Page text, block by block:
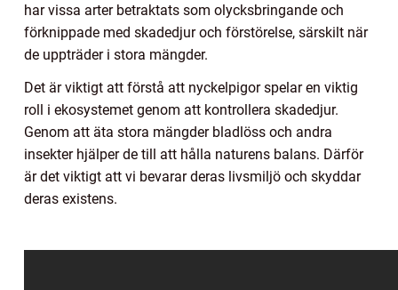
har vissa arter betraktats som olycksbringande och
förknippade med skadedjur och förstörelse, särskilt när
de uppträder i stora mängder.
Det är viktigt att förstå att nyckelpigor spelar en viktig
roll i ekosystemet genom att kontrollera skadedjur.
Genom att äta stora mängder bladlöss och andra
insekter hjälper de till att hålla naturens balans. Därför
är det viktigt att vi bevarar deras livsmiljö och skyddar
deras existens.